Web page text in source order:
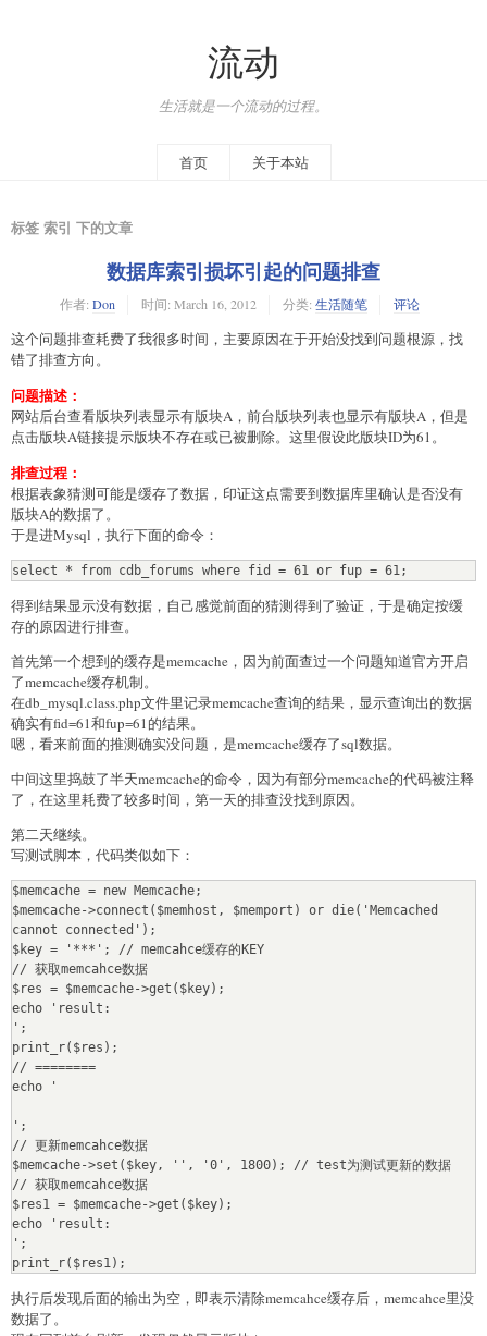
流动
生活就是一个流动的过程。
首页 关于本站
标签 索引 下的文章
数据库索引损坏引起的问题排查
作者: Don 时间: March 16, 2012 分类: 生活随笔 评论
这个问题排查耗费了我很多时间，主要原因在于开始没找到问题根源，找
错了排查方向。
问题描述：
网站后台查看版块列表显示有版块A，前台版块列表也显示有版块A，但是
点击版块A链接提示版块不存在或已被删除。这里假设此版块ID为61。
排查过程：
根据表象猜测可能是缓存了数据，印证这点需要到数据库里确认是否没有
版块A的数据了。
于是进Mysql，执行下面的命令：
select * from cdb_forums where fid = 61 or fup = 61;
得到结果显示没有数据，自己感觉前面的猜测得到了验证，于是确定按缓
存的原因进行排查。
首先第一个想到的缓存是memcache，因为前面查过一个问题知道官方开启
了memcache缓存机制。
在db_mysql.class.php文件里记录memcache查询的结果，显示查询出的数据
确实有fid=61和fup=61的结果。
嗯，看来前面的推测确实没问题，是memcache缓存了sql数据。
中间这里捣鼓了半天memcache的命令，因为有部分memcache的代码被注释
了，在这里耗费了较多时间，第一天的排查没找到原因。
第二天继续。
写测试脚本，代码类似如下：
$memcache = new Memcache;
$memcache->connect($memhost, $memport) or die('Memcached
cannot connected');
$key = '***'; // memcahce缓存的KEY
// 获取memcahce数据
$res = $memcache->get($key);
echo 'result:
';
print_r($res);
// ========
echo '
';
// 更新memcahce数据
$memcache->set($key, '', '0', 1800); // test为测试更新的数据
// 获取memcahce数据
$res1 = $memcache->get($key);
echo 'result:
';
执行后发现后面的输出为空，即表示清除memcahce缓存后，memcahce里没
数据了。